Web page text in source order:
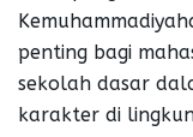
penting bagi
sekolah dasar
karakter di